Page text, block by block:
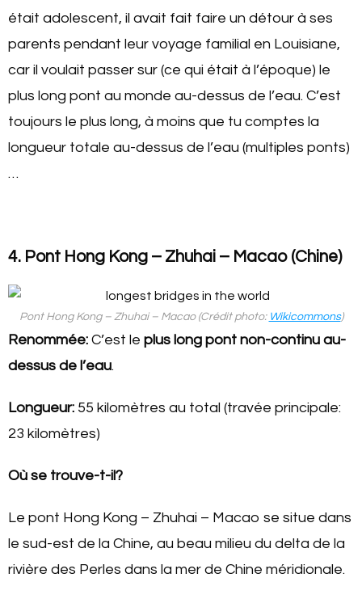
était adolescent, il avait fait faire un détour à ses
parents pendant leur voyage familial en Louisiane,
car il voulait passer sur (ce qui était à l’époque) le
plus long pont au monde au-dessus de l’eau. C’est
toujours le plus long, à moins que tu comptes la
longueur totale au-dessus de l’eau (multiples ponts)
…
4. Pont Hong Kong – Zhuhai – Macao (Chine)
Pont Hong Kong – Zhuhai – Macao (Crédit photo: Wikicommons)
Renommée: C’est le plus long pont non-continu au-
dessus de l’eau.
Longueur: 55 kilomètres au total (travée principale:
23 kilomètres)
Où se trouve-t-il?
Le pont Hong Kong – Zhuhai – Macao se situe dans
le sud-est de la Chine, au beau milieu du delta de la
rivière des Perles dans la mer de Chine méridionale.